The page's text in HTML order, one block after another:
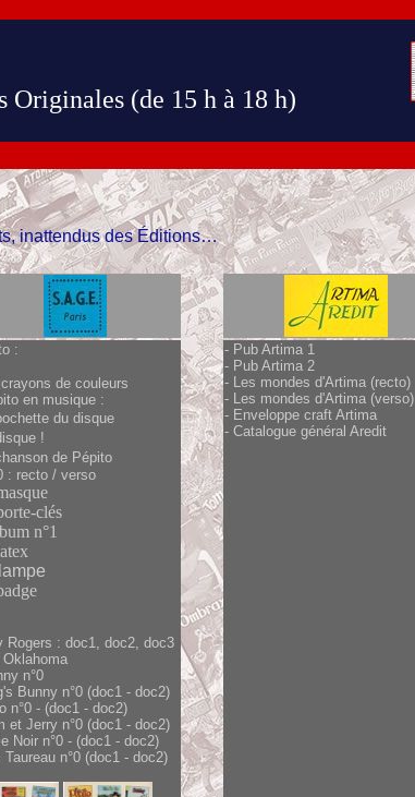
Originales (de 15 h à 18 h)
inattendus des Éditions…
:
de couleurs
en musique :
du disque
!
de Pépito
: recto / verso
clés
n°1
Rogers : doc1, doc2, doc3
Oklahoma
n°0
Bunny n°0 (doc1 - doc2)
n°0 - (doc1 - doc2)
et Jerry n°0 (doc1 - doc2)
Noir n°0 - (doc1 - doc2)
Taureau n°0 (doc1 - doc2)
- Pub Artima 1
- Pub Artima 2
- Les mondes d'Artima (recto)
- Les mondes d'Artima (verso)
- Enveloppe craft Artima
- Catalogue général Aredit